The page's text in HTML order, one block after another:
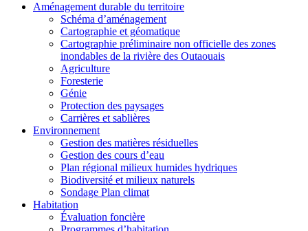
Aménagement durable du territoire
Schéma d’aménagement
Cartographie et géomatique
Cartographie préliminaire non officielle des zones
inondables de la rivière des Outaouais
Agriculture
Foresterie
Génie
Protection des paysages
Carrières et sablières
Environnement
Gestion des matières résiduelles
Gestion des cours d’eau
Plan régional milieux humides hydriques
Biodiversité et milieux naturels
Sondage Plan climat
Habitation
Évaluation foncière